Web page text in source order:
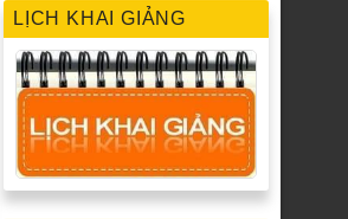
LỊCH KHAI GIẢNG